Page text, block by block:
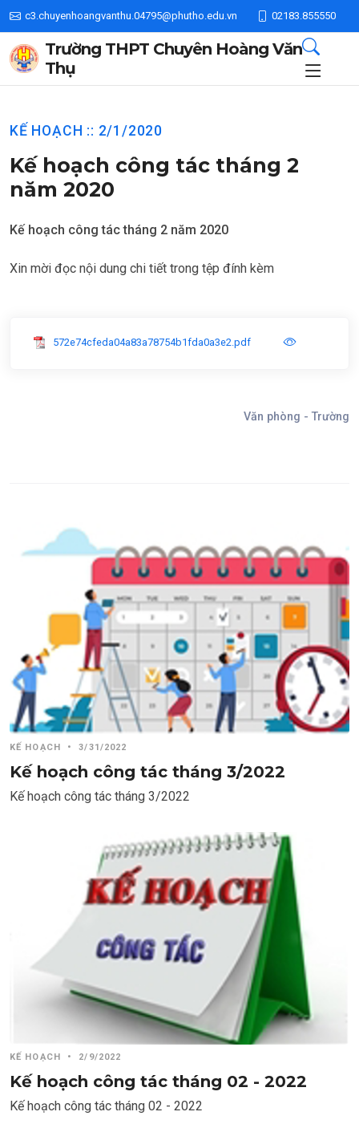
c3.chuyenhoangvanthu.04795@phutho.edu.vn 02183.855550
Trường THPT Chuyên Hoàng Văn
Thụ
KẾ HOẠCH :: 2/1/2020
Kế hoạch công tác tháng 2
năm 2020
Kế hoạch công tác tháng 2 năm 2020
Xin mời đọc nội dung chi tiết trong tệp đính kèm
572e74cfeda04a83a78754b1fda0a3e2.pdf
Văn phòng - Trường
KẾ HOẠCH • 3/31/2022
Kế hoạch công tác tháng 3/2022
Kế hoạch công tác tháng 3/2022
KẾ HOẠCH • 2/9/2022
Kế hoạch công tác tháng 02 - 2022
Kế hoạch công tác tháng 02 - 2022